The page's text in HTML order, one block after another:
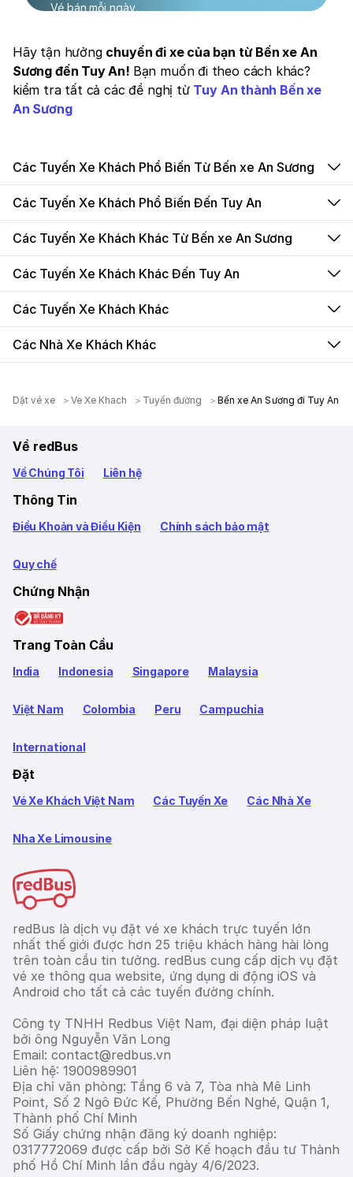
Vé bán mỗi ngày
Hãy tận hưởng chuyến đi xe của bạn từ Bến xe An
Sương đến Tuy An! Bạn muốn đi theo cách khác?
kiểm tra tất cả các đề nghị từ Tuy An thành Bến xe
An Sương
Các Tuyến Xe Khách Phổ Biến Từ Bến xe An Sương
Các Tuyến Xe Khách Phổ Biến Đến Tuy An
Các Tuyến Xe Khách Khác Từ Bến xe An Sương
Các Tuyến Xe Khách Khác Đến Tuy An
Các Tuyến Xe Khách Khác
Các Nhà Xe Khách Khác
Dặt vé xe Ve Xe Khach Tuyến đường Bến xe An Sương đi Tuy An
Về redBus
Về Chúng Tôi Liên hệ
Thông Tin
Điều Khoản và Điều Kiện Chính sách bảo mật
Quy chế
Chứng Nhận
Trang Toàn Cầu
India Indonesia Singapore Malaysia
Việt Nam Colombia Peru Campuchia
International
Đặt
Vé Xe Khách Việt Nam Các Tuyến Xe Các Nhà Xe
Nha Xe Limousine
redBus là dịch vụ đặt vé xe khách trực tuyến lớn
nhất thế giới được hơn 25 triệu khách hàng hài lòng
trên toàn cầu tin tưởng. redBus cung cấp dịch vụ đặt
vé xe thông qua website, ứng dụng di động iOS và
Android cho tất cả các tuyến đường chính.
Công ty TNHH Redbus Việt Nam, đại diện pháp luật
bởi ông Nguyễn Văn Long
Email: contact@redbus.vn
Liên hệ: 1900989901
Địa chỉ văn phòng: Tầng 6 và 7, Tòa nhà Mê Linh
Point, Số 2 Ngô Đức Kế, Phường Bến Nghé, Quận 1,
Thành phố Chí Minh
Số Giấy chứng nhận đăng ký doanh nghiệp:
0317772069 được cấp bởi Sở Kế hoạch đầu tư Thành
phố Hồ Chí Minh lần đầu ngày 4/6/2023.